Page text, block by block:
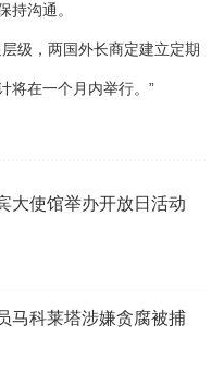
持沟通。
级，两国外长商定建立定期
将在一个月内举行。”
大使馆举办开放日活动
马科莱塔涉嫌贪腐被捕